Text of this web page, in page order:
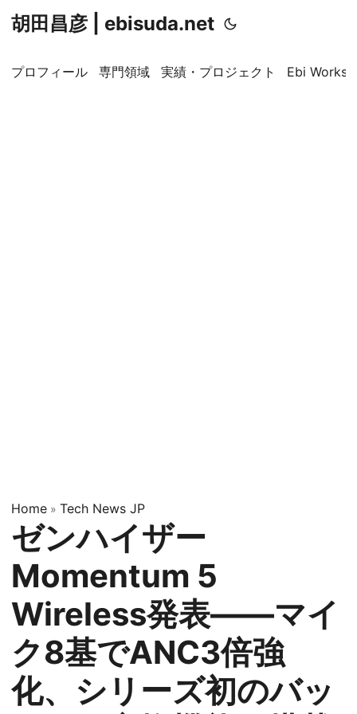
胡田昌彦 | ebisuda.net
プロフィール 専門領域 実績・プロジェクト Ebi
Home » Tech News JP
ゼンハイザー
Momentum 5
Wireless発表——マイ
ク8基でANC3倍強
化、シリーズ初のバッ